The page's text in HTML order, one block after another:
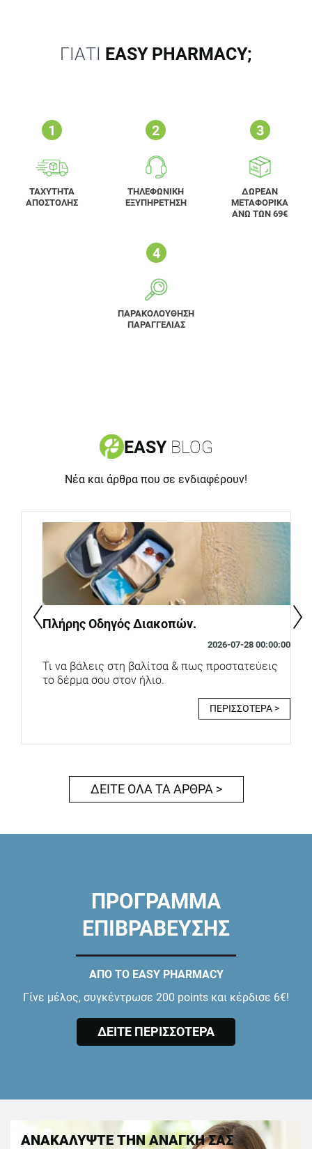
ΓΙΑΤΙ EASY PHARMACY;
ΤΑΧΥΤΗΤΑ
ΑΠΟΣΤΟΛΗΣ
ΤΗΛΕΦΩΝΙΚΗ
ΕΞΥΠΗΡΕΤΗΣΗ
ΔΩΡΕΑΝ
ΜΕΤΑΦΟΡΙΚΑ
ΑΝΩ ΤΩΝ 69€
ΠΑΡΑΚΟΛΟΥΘΗΣΗ
ΠΑΡΑΓΓΕΛΙΑΣ
EASY BLOG
Νέα και άρθρα που σε ενδιαφέρουν!
Πλήρης Οδηγός Διακοπών.
2026-07-28 00:00:00
Τι να βάλεις στη βαλίτσα & πως προστατεύεις
το δέρμα σου στον ήλιο.
ΠΕΡΙΣΣΟΤΕΡΑ >
ΔΕΙΤΕ ΟΛΑ ΤΑ ΑΡΘΡΑ >
ΠΡΟΓΡΑΜΜΑ
ΕΠΙΒΡΑΒΕΥΣΗΣ
ΑΠΟ ΤΟ EASY PHARMACY
Γίνε μέλος, συγκέντρωσε 200 points και κέρδισε 6€!
ΔΕΙΤΕ ΠΕΡΙΣΣΟΤΕΡΑ
ΑΝΑΚΑΛΥΨΤΕ ΤΗΝ ΑΝΑΓΚΗ ΣΑΣ